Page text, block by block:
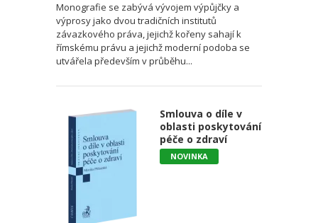
Monografie se zabývá vývojem výpůjčky a
výprosy jako dvou tradičních institutů
závazkového práva, jejichž kořeny sahají k
římskému právu a jejichž moderní podoba se
utvářela především v průběhu...
Smlouva o díle v
oblasti poskytování
péče o zdraví
NOVINKA